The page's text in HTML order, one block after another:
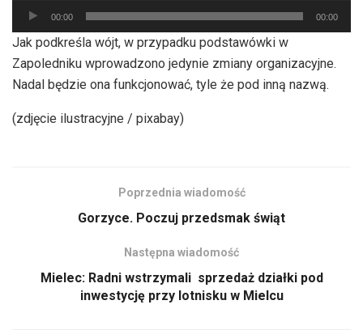
Odtwarzacz
plików
dźwiękowych
00:00 00:00
Jak podkreśla wójt, w przypadku podstawówki w
Zapoledniku wprowadzono jedynie zmiany organizacyjne.
Nadal będzie ona funkcjonować, tyle że pod inną nazwą.
(zdjęcie ilustracyjne / pixabay)
Poprzednia wiadomość
Gorzyce. Poczuj przedsmak świąt
Następna wiadomość
Mielec: Radni wstrzymali sprzedaż działki pod
inwestycję przy lotnisku w Mielcu